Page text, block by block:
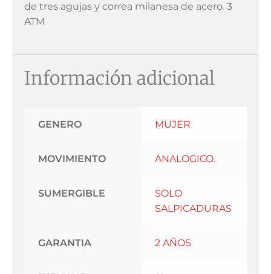
de tres agujas y correa milanesa de acero. 3
ATM
Información adicional
GENERO MUJER
MOVIMIENTO ANALOGICO.
SUMERGIBLE
SOLO
SALPICADURAS
GARANTIA 2 AÑOS